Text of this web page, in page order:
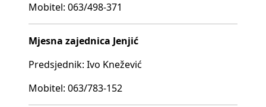
Mobitel: 063/498-371
Mjesna zajednica Jenjić
Predsjednik: Ivo Knežević
Mobitel: 063/783-152